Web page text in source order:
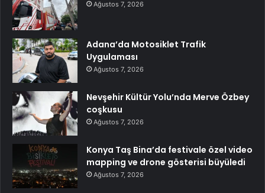
Ağustos 7, 2026
Adana’da Motosiklet Trafik
Uygulaması
Ağustos 7, 2026
Nevşehir Kültür Yolu’nda Merve Özbey
coşkusu
Ağustos 7, 2026
Konya Taş Bina’da festivale özel video
mapping ve drone gösterisi büyüledi
Ağustos 7, 2026